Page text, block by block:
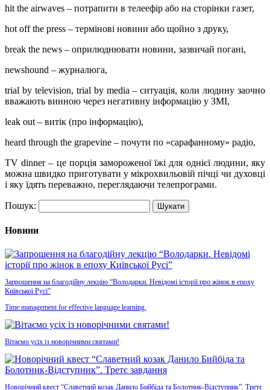
hit the airwaves – потрапити в телеефір або на сторінки газет,
hot off the press – термінові новини або щойно з друку,
break the news – оприлюднювати новини, зазвичай погані,
newshound – журналюга,
trial by television, trial by media –ситуація, коли людину заочно
вважають винною через негативну інформацію у ЗМІ,
leak out – витік (про інформацію),
heard through the grapevine – почути по «сарафанному» радіо,
TV dinner– це порція замороженої їжі для однієї людини, яку
можна швидко приготувати у мікрохвильовій пічці чи духовці
і яку їдять переважно, переглядаючи телепрограми.
Пошук:
Новини
Запрошення на благодійну лекцію “Володарки. Невідомі історії про жінок в епоху
Київської Русі”
Time management for effective language learning.
Вітаємо усіх із новорічними святами!
Новорічний квест “Славетний козак Данило Бийбіда та Болотник-Відступник”. Третє